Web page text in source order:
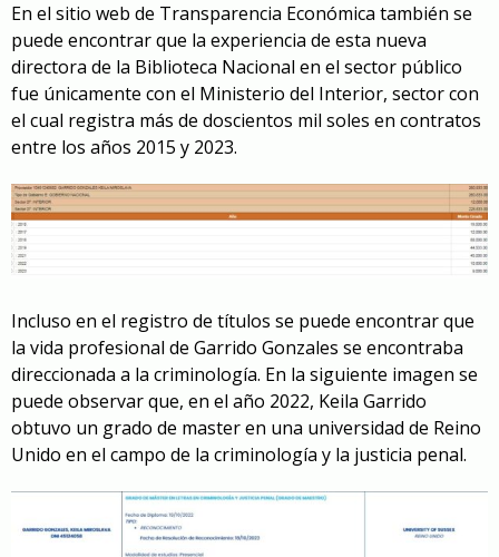
En el sitio web de Transparencia Económica también se
puede encontrar que la experiencia de esta nueva
directora de la Biblioteca Nacional en el sector público
fue únicamente con el Ministerio del Interior, sector con
el cual registra más de doscientos mil soles en contratos
entre los años 2015 y 2023.
Incluso en el registro de títulos se puede encontrar que
la vida profesional de Garrido Gonzales se encontraba
direccionada a la criminología. En la siguiente imagen se
puede observar que, en el año 2022, Keila Garrido
obtuvo un grado de master en una universidad de Reino
Unido en el campo de la criminología y la justicia penal.